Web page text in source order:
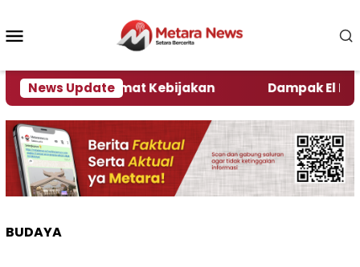
konten
News Update
Kata Pengamat Kebijakan Dampak El Nino,
BUDAYA